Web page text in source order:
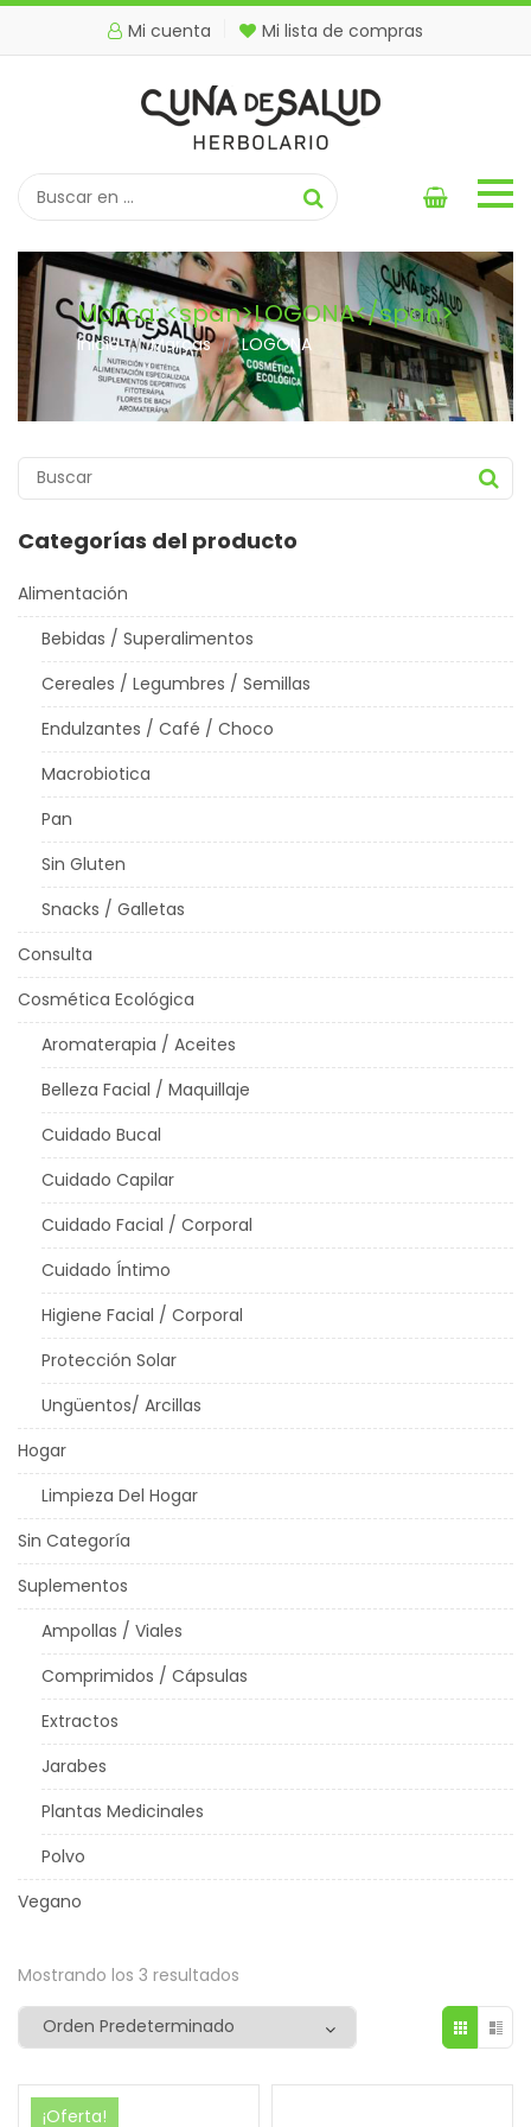
Mi cuenta Mi lista de compras
Marca: <span>LOGONA</span>
Inicio // Marcas // LOGONA
Categorías del producto
Alimentación
Bebidas / Superalimentos
Cereales / Legumbres / Semillas
Endulzantes / Café / Choco
Macrobiotica
Pan
Sin Gluten
Snacks / Galletas
Consulta
Cosmética Ecológica
Aromaterapia / Aceites
Belleza Facial / Maquillaje
Cuidado Bucal
Cuidado Capilar
Cuidado Facial / Corporal
Cuidado Íntimo
Higiene Facial / Corporal
Protección Solar
Ungüentos/ Arcillas
Hogar
Limpieza Del Hogar
Sin Categoría
Suplementos
Ampollas / Viales
Comprimidos / Cápsulas
Extractos
Jarabes
Plantas Medicinales
Polvo
Vegano
Mostrando los 3 resultados
¡Oferta!